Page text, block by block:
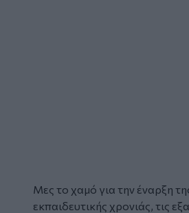
Μες το χαμό για την έναρξη
εκπαιδευτικής χρονιάς, τις